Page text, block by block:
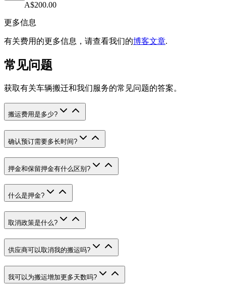
A$200.00
更多信息
有关费用的更多信息，请查看我们的博客文章.
常见问题
获取有关车辆搬迁和我们服务的常见问题的答案。
搬运费用是多少?
确认预订需要多长时间?
押金和保留押金有什么区别?
什么是押金?
取消政策是什么?
供应商可以取消我的搬运吗?
我可以为搬运增加更多天数吗?